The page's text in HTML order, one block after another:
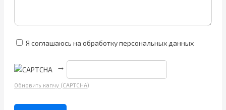
Я соглашаюсь на обработку персональных данных
→
Обновить капчу (CAPTCHA)